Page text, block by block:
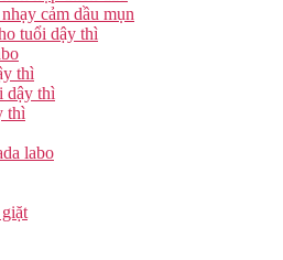
cảm dầu mụn
tuổi dậy thì
thì
dậy thì
thì
labo